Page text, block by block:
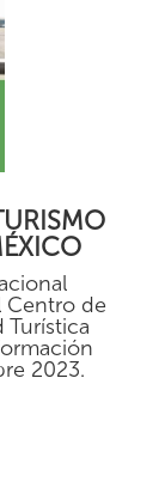
Centro de
2023.